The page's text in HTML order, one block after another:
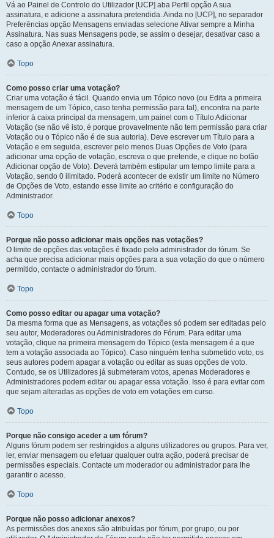
Vá ao Painel de Controlo do Utilizador [UCP] aba Perfil opção A sua
assinatura, e adicione a assinatura pretendida. Ainda no [UCP], no separador
Preferências opção Mensagens enviadas selecione Ativar sempre a Minha
Assinatura. Nas suas Mensagens pode, se assim o desejar, desativar caso a
caso a opção Anexar assinatura.
Topo
Como posso criar uma votação?
Criar uma votação é fácil. Quando envia um Tópico novo (ou Edita a primeira
mensagem de um Tópico, caso tenha permissão para tal), encontra na parte
inferior à caixa principal da mensagem, um painel com o Título Adicionar
Votação (se não vê isto, é porque provavelmente não tem permissão para criar
Votação ou o Tópico não é de sua autoria). Deve escrever um Título para a
Votação e em seguida, escrever pelo menos Duas Opções de Voto (para
adicionar uma opção de votação, escreva o que pretende, e clique no botão
Adicionar opção de Voto). Deverá também estipular um tempo limite para a
Votação, sendo 0 ilimitado. Poderá acontecer de existir um limite no Número
de Opções de Voto, estando esse limite ao critério e configuração do
Administrador.
Topo
Porque não posso adicionar mais opções nas votações?
O limite de opções das votações é fixado pelo administrador do fórum. Se
acha que precisa adicionar mais opções para a sua votação do que o número
permitido, contacte o administrador do fórum.
Topo
Como posso editar ou apagar uma votação?
Da mesma forma que as Mensagens, as votações só podem ser editadas pelo
seu autor, Moderadores ou Administradores do Fórum. Para editar uma
votação, clique na primeira mensagem do Tópico (esta mensagem é a que
tem a votação associada ao Tópico). Caso ninguém tenha submetido voto, os
seus autores podem apagar a votação ou editar as suas opções de voto.
Contudo, se os Utilizadores já submeteram votos, apenas Moderadores e
Administradores podem editar ou apagar essa votação. Isso é para evitar com
que sejam alteradas as opções de voto em votações em curso.
Topo
Porque não consigo aceder a um fórum?
Alguns fórum podem ser restringidos a alguns utilizadores ou grupos. Para ver,
ler, enviar mensagem ou efetuar qualquer outra ação, poderá precisar de
permissões especiais. Contacte um moderador ou administrador para lhe
garantir o acesso.
Topo
Porque não posso adicionar anexos?
As permissões dos anexos são atribuídas por fórum, por grupo, ou por